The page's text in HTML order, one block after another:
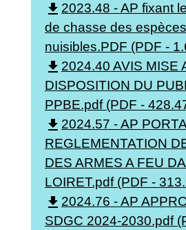
file_download 2023.48 - AP fixant
de chasse des espèces
nuisibles.PDF (PDF -
file_download 2024.40 AVIS MISE
DISPOSITION DU
PPBE.pdf (PDF -
file_download 2024.57 - AP
REGLEMENTATION
DES ARMES A FEU
LOIRET.pdf (PDF -
file_download 2024.76 - AP
SDGC 2024-2030.pdf